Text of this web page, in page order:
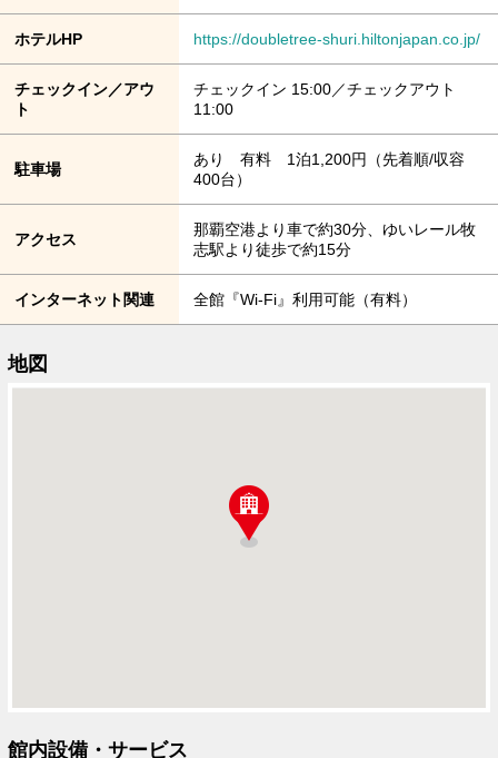
ホテルHP https://doubletree-shuri.hiltonjapan.co.jp/
チェックイン／アウ
ト
チェックイン 15:00／チェックアウト
11:00
駐車場
あり 有料 1泊1,200円（先着順/収容
400台）
アクセス
那覇空港より車で約30分、ゆいレール牧
志駅より徒歩で約15分
インターネット関連 全館『Wi-Fi』利用可能（有料）
地図
館内設備・サービス